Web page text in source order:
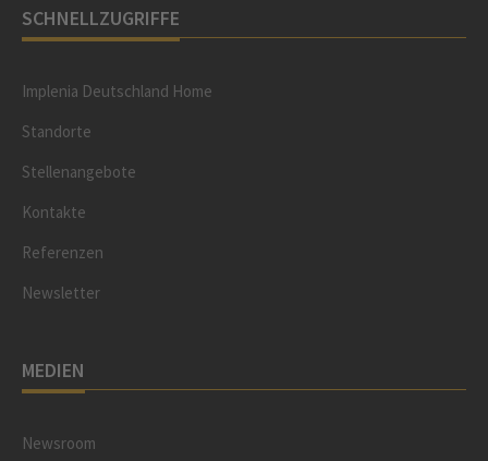
SCHNELLZUGRIFFE
Implenia Deutschland Home
Standorte
Stellenangebote
Kontakte
Referenzen
Newsletter
MEDIEN
Newsroom